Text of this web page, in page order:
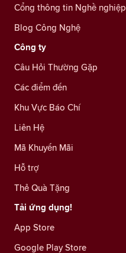
Cổng thông tin Nghề nghiệp
Blog Công Nghệ
Công ty
Câu Hỏi Thường Gặp
Các điểm đến
Khu Vực Báo Chí
Liên Hệ
Mã Khuyến Mãi
Hỗ trợ
Thẻ Quà Tặng
Tải ứng dụng!
App Store
Google Play Store